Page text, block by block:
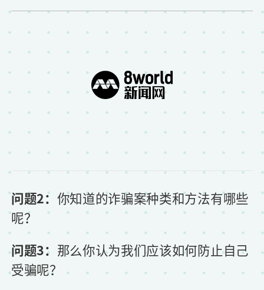
问题2： 你知道的诈骗案种类和方法有哪些
呢？
问题3： 那么你认为我们应该如何防止自己
受骗呢？